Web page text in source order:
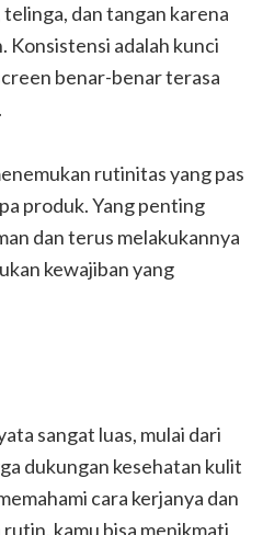
dan tangan karena
Konsistensi adalah kunci
benar-benar terasa
rutinitas yang pas
produk. Yang penting
dan terus melakukannya
kewajiban yang
sangat luas, mulai dari
dukungan kesehatan kulit
cara kerjanya dan
kamu bisa menikmati